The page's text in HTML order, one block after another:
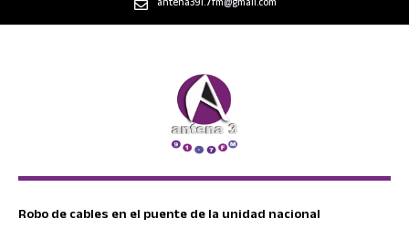
antena391.7fm@gmail.com
Robo de cables en el puente de la unidad nacional